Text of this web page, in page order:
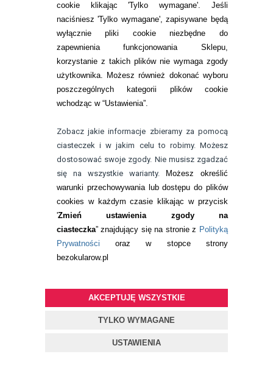
cookie klikając 'Tylko wymagane'. Jeśli
naciśniesz 'Tylko wymagane', zapisywane będą
wyłącznie pliki cookie niezbędne do
zapewnienia funkcjonowania Sklepu,
korzystanie z takich plików nie wymaga zgody
użytkownika. Możesz również dokonać wyboru
poszczególnych kategorii plików cookie
wchodząc w “Ustawienia”.
Zobacz jakie informacje zbieramy za pomocą
ciasteczek i w jakim celu to robimy. Możesz
dostosować swoje zgody. Nie musisz zgadzać
się na wszystkie warianty.
Możesz określić
warunki przechowywania lub dostępu do plików
cookies w każdym czasie klikając w przycisk
'Zmień ustawienia zgody na
ciasteczka” znajdujący się na stronie z Polityką
Prywatności oraz w stopce strony
bezokularow.pl
AKCEPTUJĘ WSZYSTKIE
TYLKO WYMAGANE
USTAWIENIA
optometrysta
Monika Kyciak
Absolwentka
Politechniki
Wrocławskiej na
kierunku
wielu kursów branżowych. Specjalizuje
się w badaniu refrakcji wzroku oraz
kontaktologii, czyli dobieraniu
soczewek kontaktowych miękkich. Od
ponad 10 lat pracuje w branży
związanej z korekcją wzroku jako
optometrysta pracujący w gabinecie.
Pomaga pacjentom przeprowadzając
badania wad refrakcji, dobierając
okulary oraz soczewki kontaktowe.
OPINIE KLIENTÓW zobacz: wszystkie opinie
Twoja opinia może być pierwsza.
Pokazuje 0-0 z 0 opinii
DODAJ OPINIĘ